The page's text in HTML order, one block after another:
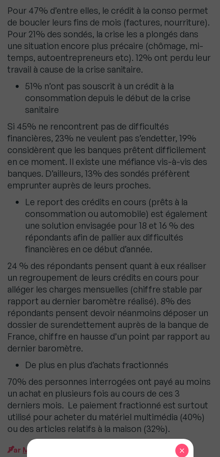
Pour 47% d’entre elles, le crédit à la conso permet
de boucler leurs fins de mois (factures, nourriture).
Pour 21% des sondés, la crise les a plongés dans
une situation encore plus précaire (chômage, mi-
temps, autoentrepreneurs etc). 12% ont perdu leur
travail à cause de la crise sanitaire.
51% n’ont pas souscrit à un crédit à la
consommation depuis le début de la crise
sanitaire
Si 45% ne rencontrent pas de difficultés
financières, 23% ne veulent pas s’endetter, 19%
considèrent que les banques prêtent difficilement
en ce moment. Il existe une méfiance vis-à-vis des
banques. D’ailleurs, 13% des sondés préfèrent
emprunter auprès de leurs proches.
Le report des crédits en cours (prêts à la
consommation ou automobile) est également
une solution envisagée pour 18 et 16 % des
répondants afin de pallier aux difficultés
financières en ce début d’année.
24 % des répondants pensent quant à eux réaliser
un regroupement de leurs crédits en cours pour
alléger les charges mensuelles (chiffre stable par
rapport au dernier baromètre réalisé). 8% des
répondants pensent devoir néanmoins déposer un
dossier de surendettement auprès de la banque de
France, chiffre en hausse d’un point par rapport au
dernier baromètre.
De plus en plus d’achats fractionnés
70% des personnes interrogées ont payé au moins
un achat en plusieurs fois au cours de ces 3
derniers mois. Le paiement fractionné est surtout
utilisé pour acheter du matériel multimédia (40%)
ou des articles relatifs à la maison (32%).
Par MySweet Newsroom ×